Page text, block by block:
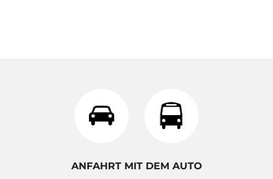
ANFAHRT MIT DEM AUTO